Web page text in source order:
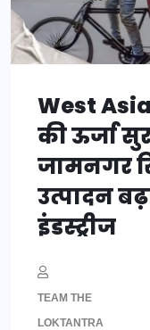
West
की ऊर्जा
जामनगर
उत्पादन
इंडस्ट्रीज
TEAM THE
LOKTANTRA